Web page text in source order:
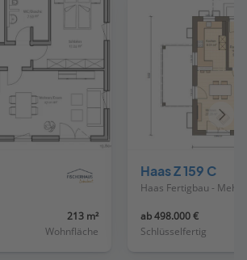
213 m²
Wohnfläche
Haas Z 159 C
ab 498.000 €
Schlüsselfertig